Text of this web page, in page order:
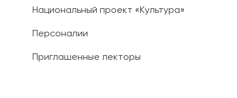
Национальный проект «Культура»
Персоналии
Приглашенные лекторы